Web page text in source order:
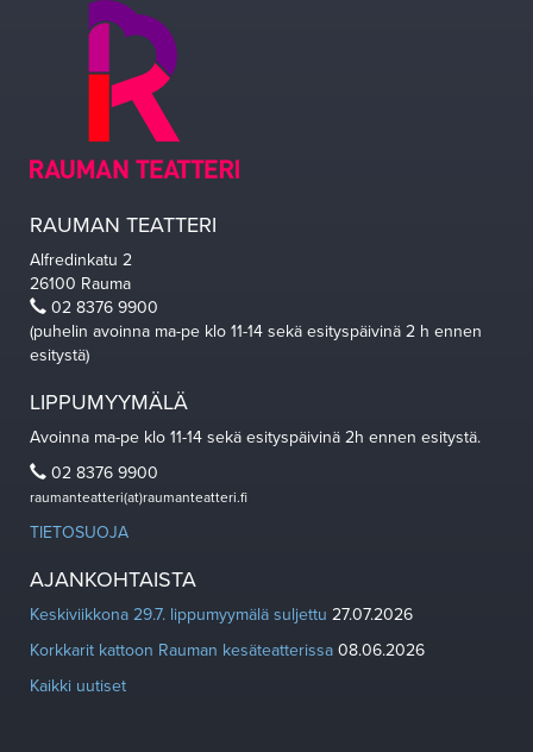
RAUMAN TEATTERI
Alfredinkatu 2
26100 Rauma
02 8376 9900
(puhelin avoinna ma-pe klo 11-14 sekä esityspäivinä 2 h ennen
esitystä)
LIPPUMYYMÄLÄ
Avoinna ma-pe klo 11-14 sekä esityspäivinä 2h ennen esitystä.
02 8376 9900
raumanteatteri(at)raumanteatteri.fi
TIETOSUOJA
AJANKOHTAISTA
Keskiviikkona 29.7. lippumyymälä suljettu 27.07.2026
Korkkarit kattoon Rauman kesäteatterissa 08.06.2026
Kaikki uutiset